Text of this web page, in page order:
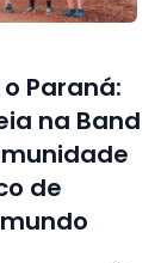
Paraná:
na Band
de